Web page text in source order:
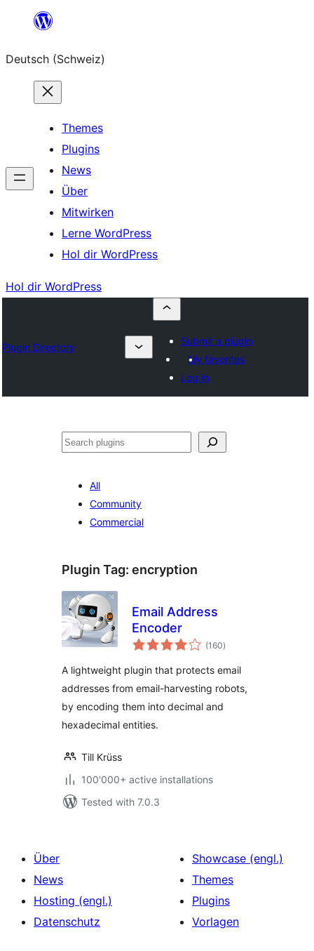
springen
Deutsch (Schweiz)
Themes
Plugins
News
Über
Mitwirken
Lerne WordPress
Hol dir WordPress
Hol dir WordPress
Plugin Directory
Submit a plugin
My favorites
Log in
Suchen
All
Community
Commercial
Plugin Tag: encryption
Email Address
Encoder
(160total
ratings
)
A lightweight plugin that protects email
addresses from email-harvesting robots,
by encoding them into decimal and
hexadecimal entities.
Till Krüss
100'000+ active installations
Tested with 7.0.3
Über
News
Hosting (engl.)
Datenschutz
Showcase (engl.)
Themes
Plugins
Vorlagen